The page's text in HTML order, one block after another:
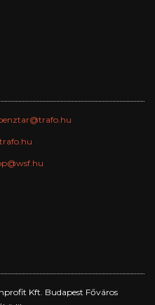
Kft. Budapest Főváros